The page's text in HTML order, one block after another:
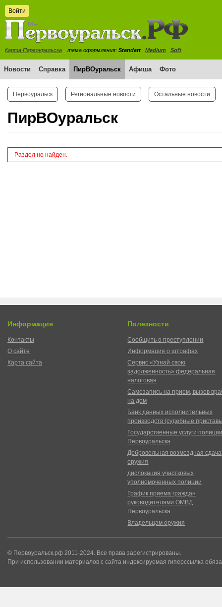
Войти
Карта Первоуральска тема оформления: Standart Medium Soft
Новости Справка ПирВОуральск Афиша Фото
Первоуральск Региональные новости Остальные новости
ПирВОуральск
Раздел не найден.
Информация
Контакты
О сайте
Карта сайта
Полезности
Сообщить о преступлении
Информация о штрафах
Сервис «Узнай свою
задолженность» федеральная
налоговая
Самозапись на прием, вызов
на дом
Банк данных исполнительных
производств (судебные
Государственные услуги
Первоуральска
Добровольная возмездная сдача
оружия
дислокация участковых
уполномоченных полиции
График приема граждан
руководителями ОМВД
Первоуральска
Владельцам оружия
© Первоуральск.рф 2011-2024. Все права зарегистрированы.
При использовании материалов с сайта индексируемая гиперссылка